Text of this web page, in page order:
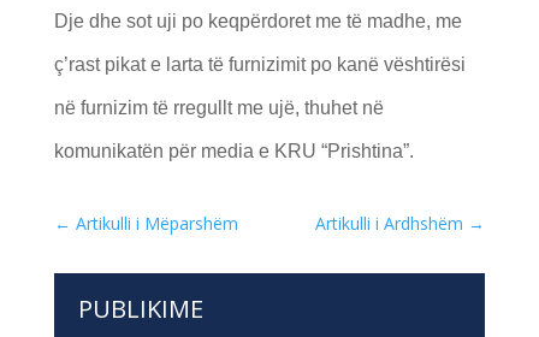
Dje dhe sot uji po keqpërdoret me të madhe, me
ç’rast pikat e larta të furnizimit po kanë vështirësi
në furnizim të rregullt me ujë, thuhet në
komunikatën për media e KRU “Prishtina”.
← Artikulli i Mëparshëm Artikulli i Ardhshëm →
PUBLIKIME